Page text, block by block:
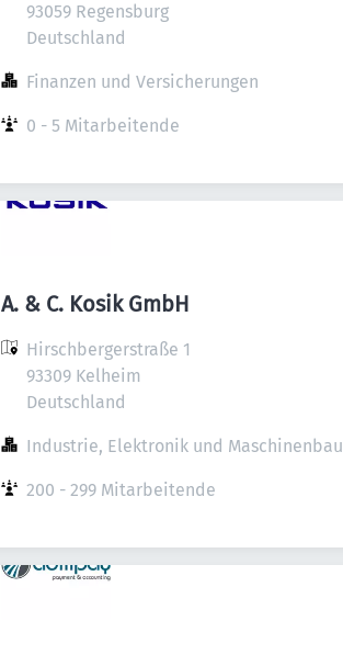
93059 Regensburg
Deutschland
Finanzen und Versicherungen
0 - 5 Mitarbeitende
A. & C. Kosik GmbH
Hirschbergerstraße 1
93309 Kelheim
Deutschland
Industrie, Elektronik und Maschinenbau
200 - 299 Mitarbeitende